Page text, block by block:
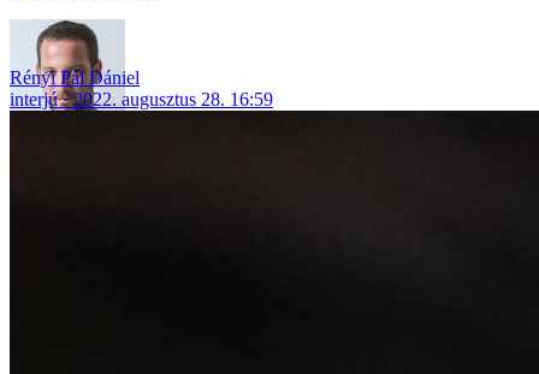
Rényi Pál Dániel
interjú
2022. augusztus 28. 16:59